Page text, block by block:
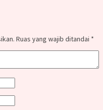
Ruas yang wajib ditandai *